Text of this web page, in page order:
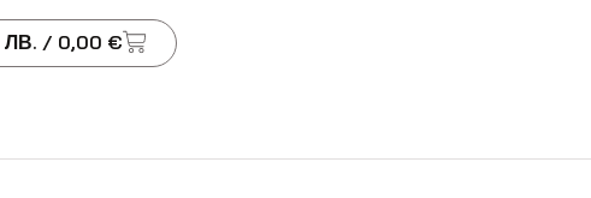
ЛВ. / 0,00 €